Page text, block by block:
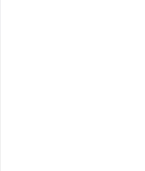
ารเรียนรู้ตลอดชีวิต … ส
ละวัย และใช้ระบบเทคโน
เอานโยบายแจกแท็บเล็ตมา
รียนฟรี มีงานทำ “ยึดผู้เรียน